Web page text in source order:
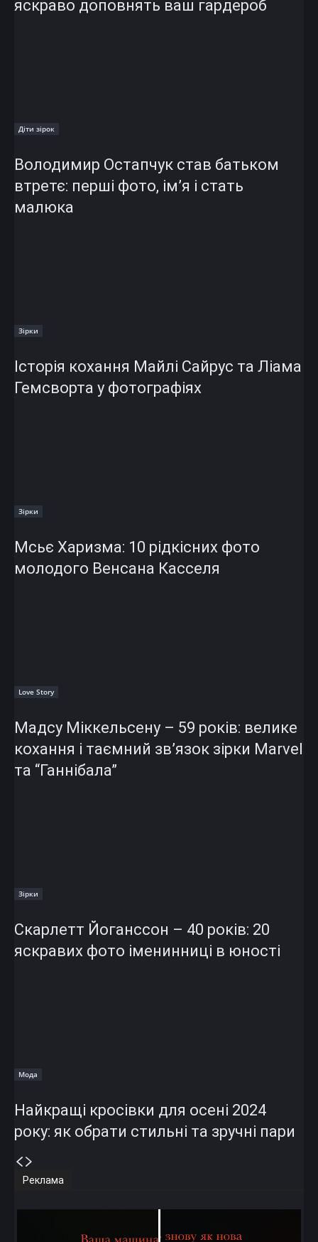
яскраво доповнять ваш гардероб
Діти зірок
Володимир Остапчук став батьком
втретє: перші фото, ім’я і стать
малюка
Зірки
Історія кохання Майлі Сайрус та Ліама
Гемсворта у фотографіях
Зірки
Мсьє Харизма: 10 рідкісних фото
молодого Венсана Касселя
Love Story
Мадсу Міккельсену – 59 років: велике
кохання і таємний зв’язок зірки Marvel
та “Ганнібала”
Зірки
Скарлетт Йоганссон – 40 років: 20
яскравих фото іменинниці в юності
Мода
Найкращі кросівки для осені 2024
року: як обрати стильні та зручні пари
Реклама